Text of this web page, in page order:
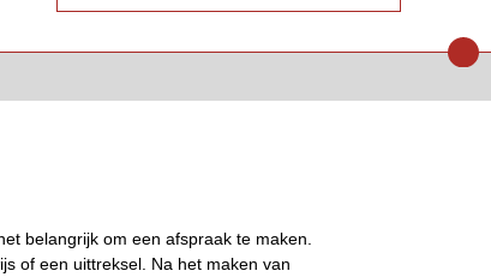
belangrijk om een afspraak te maken.
of een uittreksel. Na het maken van